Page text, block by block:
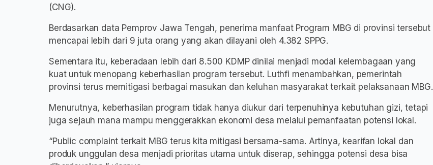
(CNG).
Berdasarkan data Pemprov Jawa Tengah, penerima manfaat Program MBG di provinsi tersebut
mencapai lebih dari 9 juta orang yang akan dilayani oleh 4.382 SPPG.
Sementara itu, keberadaan lebih dari 8.500 KDMP dinilai menjadi modal kelembagaan yang
kuat untuk menopang keberhasilan program tersebut. Luthfi menambahkan, pemerintah
provinsi terus memitigasi berbagai masukan dan keluhan masyarakat terkait pelaksanaan MBG.
Menurutnya, keberhasilan program tidak hanya diukur dari terpenuhinya kebutuhan gizi, tetapi
juga sejauh mana mampu menggerakkan ekonomi desa melalui pemanfaatan potensi lokal.
“Public complaint terkait MBG terus kita mitigasi bersama-sama. Artinya, kearifan lokal dan
produk unggulan desa menjadi prioritas utama untuk diserap, sehingga potensi desa bisa